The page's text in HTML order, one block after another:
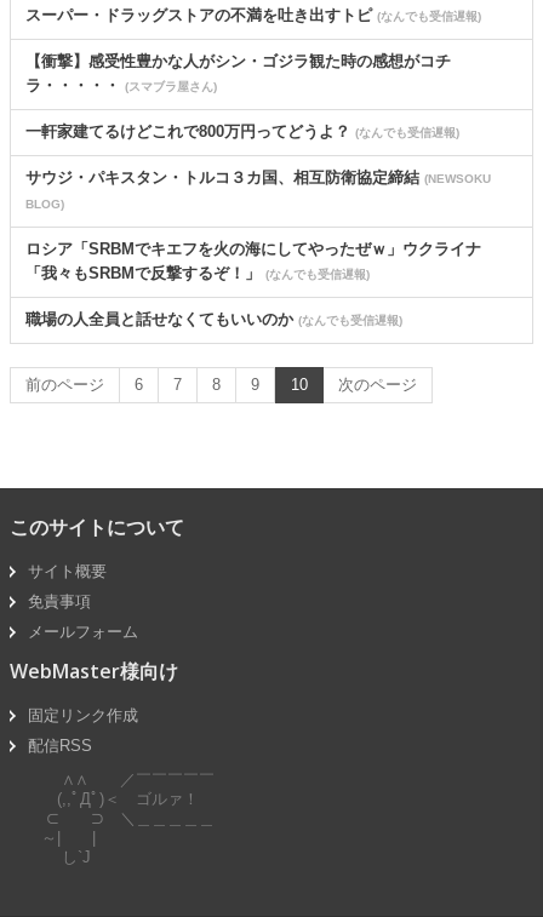
スーパー・ドラッグストアの不満を吐き出すトピ (なんでも受信遅報)
【衝撃】感受性豊かな人がシン・ゴジラ観た時の感想がコチ
ラ・・・・・
(スマブラ屋さん)
一軒家建てるけどこれで800万円ってどうよ？ (なんでも受信遅報)
サウジ・パキスタン・トルコ３カ国、相互防衛協定締結 (NEWSOKU
BLOG)
ロシア「SRBMでキエフを火の海にしてやったぜｗ」ウクライナ
「我々もSRBMで反撃するぞ！」
(なんでも受信遅報)
職場の人全員と話せなくてもいいのか (なんでも受信遅報)
前のページ 6 7 8 9 10 次のページ
このサイトについて
サイト概要
免責事項
メールフォーム
WebMaster様向け
固定リンク作成
配信RSS
∧∧ ／￣￣￣￣￣
(,,ﾟДﾟ)＜ ゴルァ！
⊂ ⊃ ＼＿＿＿＿＿
～| |
し`J